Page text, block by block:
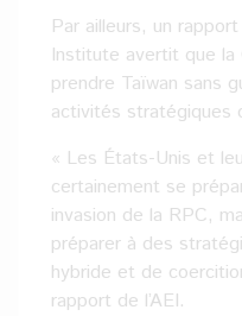
Par ailleurs, un
Institute avertit que
prendre Taïwan sans
activités stratégiques
« Les États-Unis et
certainement se
invasion de la RPC,
préparer à des
hybride et de
rapport de l’AEI.